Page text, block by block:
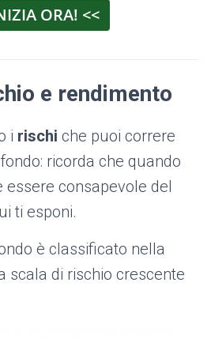
ORA! <<
e rendimento
i rischi che puoi correre
ricorda che quando
essere consapevole del
ti esponi.
è classificato nella
scala di rischio crescente